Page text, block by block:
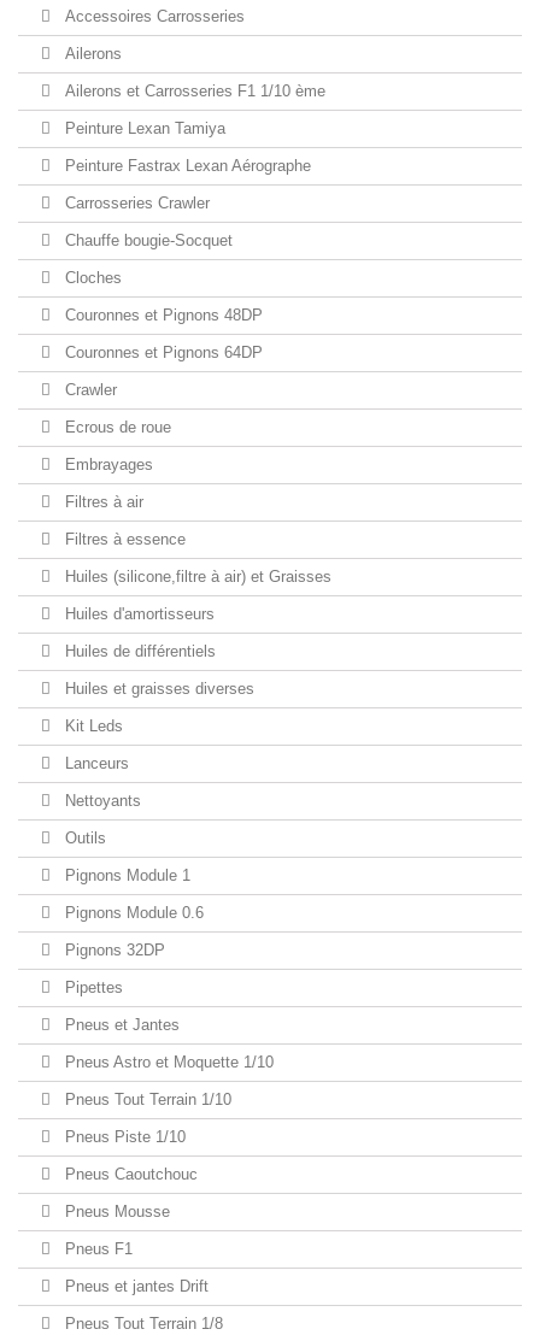
Accessoires Carrosseries
Ailerons
Ailerons et Carrosseries F1 1/10 ème
Peinture Lexan Tamiya
Peinture Fastrax Lexan Aérographe
Carrosseries Crawler
Chauffe bougie-Socquet
Cloches
Couronnes et Pignons 48DP
Couronnes et Pignons 64DP
Crawler
Ecrous de roue
Embrayages
Filtres à air
Filtres à essence
Huiles (silicone,filtre à air) et Graisses
Huiles d'amortisseurs
Huiles de différentiels
Huiles et graisses diverses
Kit Leds
Lanceurs
Nettoyants
Outils
Pignons Module 1
Pignons Module 0.6
Pignons 32DP
Pipettes
Pneus et Jantes
Pneus Astro et Moquette 1/10
Pneus Tout Terrain 1/10
Pneus Piste 1/10
Pneus Caoutchouc
Pneus Mousse
Pneus F1
Pneus et jantes Drift
Pneus Tout Terrain 1/8